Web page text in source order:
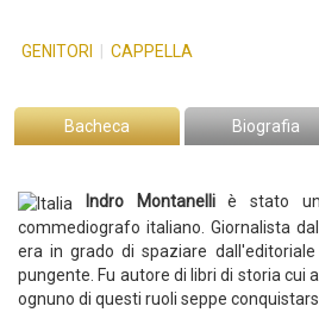
GENITORI CAPPELLA
Bacheca Biografia
Indro Montanelliè stato un
commediografo italiano. Giornalista
era in grado di spaziare
pungente. Fu autore di libri di storia cui
ognuno di questi ruoli seppe